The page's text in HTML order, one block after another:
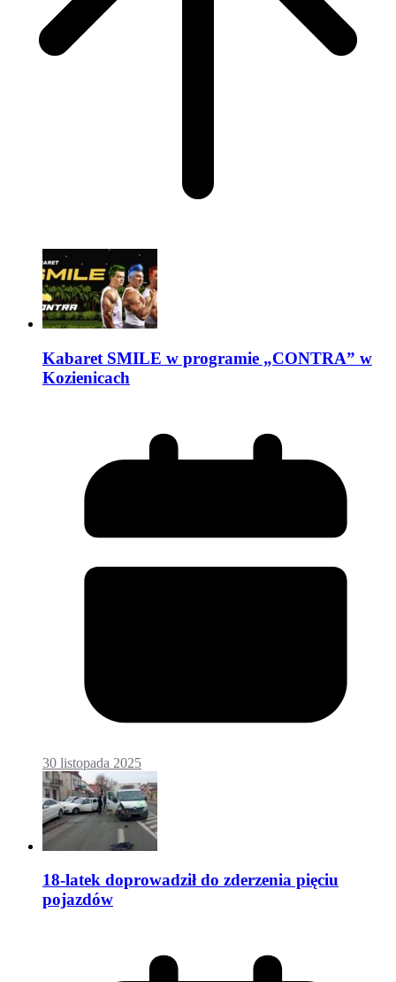
Kabaret SMILE w programie „CONTRA” w
Kozienicach
30 listopada 2025
18-latek doprowadził do zderzenia pięciu
pojazdów